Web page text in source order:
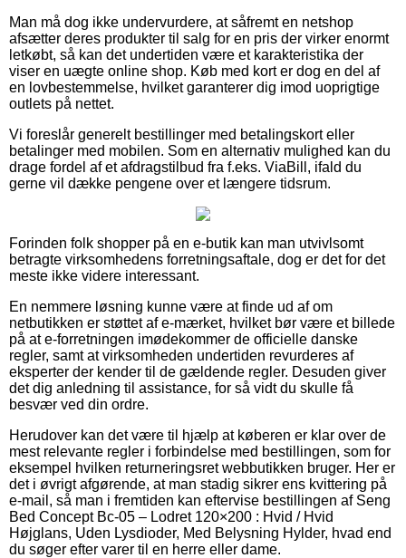
Man må dog ikke undervurdere, at såfremt en netshop
afsætter deres produkter til salg for en pris der virker enormt
letkøbt, så kan det undertiden være et karakteristika der
viser en uægte online shop. Køb med kort er dog en del af
en lovbestemmelse, hvilket garanterer dig imod uoprigtige
outlets på nettet.
Vi foreslår generelt bestillinger med betalingskort eller
betalinger med mobilen. Som en alternativ mulighed kan du
drage fordel af et afdragstilbud fra f.eks. ViaBill, ifald du
gerne vil dække pengene over et længere tidsrum.
Forinden folk shopper på en e-butik kan man utvivlsomt
betragte virksomhedens forretningsaftale, dog er det for det
meste ikke videre interessant.
En nemmere løsning kunne være at finde ud af om
netbutikken er støttet af e-mærket, hvilket bør være et billede
på at e-forretningen imødekommer de officielle danske
regler, samt at virksomheden undertiden revurderes af
eksperter der kender til de gældende regler. Desuden giver
det dig anledning til assistance, for så vidt du skulle få
besvær ved din ordre.
Herudover kan det være til hjælp at køberen er klar over de
mest relevante regler i forbindelse med bestillingen, som for
eksempel hvilken returneringsret webbutikken bruger. Her er
det i øvrigt afgørende, at man stadig sikrer ens kvittering på
e-mail, så man i fremtiden kan eftervise bestillingen af Seng
Bed Concept Bc-05 – Lodret 120×200 : Hvid / Hvid
Højglans, Uden Lysdioder, Med Belysning Hylder, hvad end
du søger efter varer til en herre eller dame.